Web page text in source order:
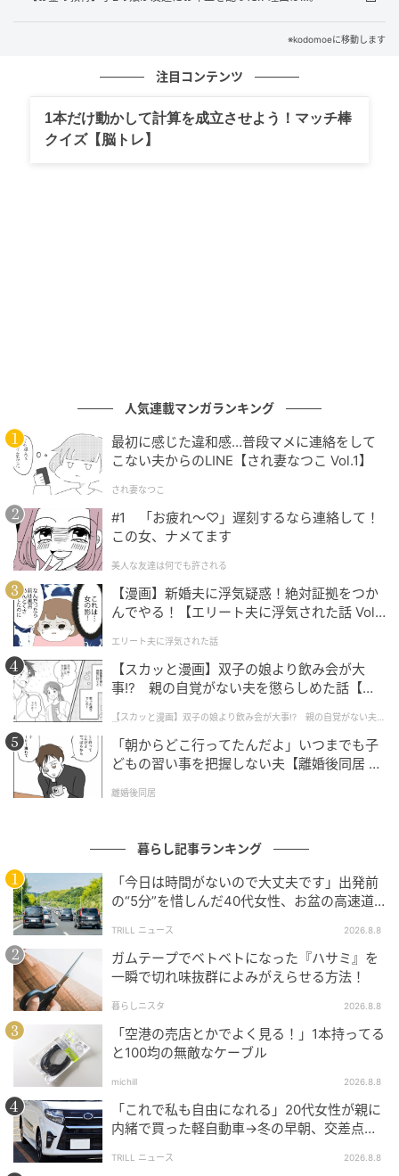
fact3 学ばせたいなら、「叱る」より「考えさ
✖ ケンカしちゃダメ！
〇 どうしたら仲良く遊べるか考えてみて！
受け身ではなく
考えさせることが必要
「こうしなさい」「これはダメ」と親が言い続ける限
り、子どもは受け身になりがち。気分よく過ごしてい
るときに、言い聞かせたり、問題を投げかけたりする
ことで、子どもは自分事として考えられるようになっ
てきます。
教えてくれたのは
※kodomoeに移動します
注目コンテンツ
1本だけ動かして計算を成立させよう！マッチ棒
クイズ【脳トレ】
人気連載マンガランキング
最初に感じた違和感…普段マメに連絡をして
こない夫からのLINE【され妻なつこ Vol.1】
され妻なつこ
#1 「お疲れ〜♡」遅刻するなら連絡して！
この女、ナメてます
美人な友達は何でも許される
【漫画】新婚夫に浮気疑惑！絶対証拠をつか
んでやる！【エリート夫に浮気された話 Vol.
エリート夫に浮気された話
【スカッと漫画】双子の娘より飲み会が大
事!? 親の自覚がない夫を懲らしめた話【第1
【スカッと漫画】双子の娘より飲み会が大事!? 親の自覚がない夫を
懲らしめた話
「朝からどこ行ってたんだよ」いつまでも子
どもの習い事を把握しない夫【離婚後同居 Vo
離婚後同居
暮らし記事ランキング
「今日は時間がないので大丈夫です」出発前
の“5分”を惜しんだ40代女性、お盆の高速道
TRILL ニュース 2026.8.8
ガムテープでベトベトになった『ハサミ』を
一瞬で切れ味抜群によみがえらせる方法！
暮らしニスタ 2026.8.8
「空港の売店とかでよく見る！」1本持ってる
と100均の無敵なケーブル
michill 2026.8.8
「これで私も自由になれる」20代女性が親に
内緒で買った軽自動車→冬の早朝、交差点で
TRILL ニュース 2026.8.8